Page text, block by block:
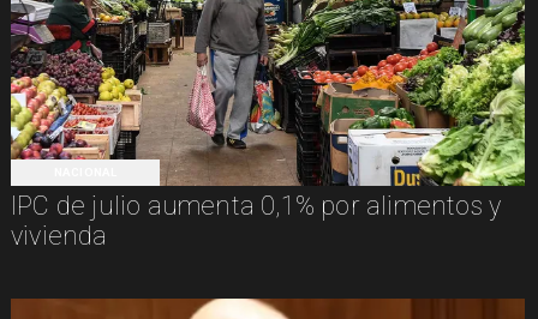
IPC de julio aumenta 0,1% por alimentos y
vivienda